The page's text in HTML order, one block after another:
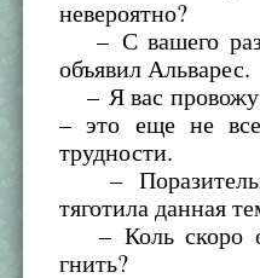
невероятно?
– С вашего
объявил Альварес.
– Я вас
– это еще не
трудности.
–
тяготила данная
– Коль скоро
гнить?